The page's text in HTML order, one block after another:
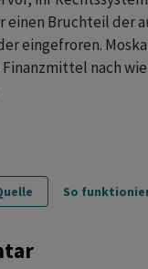
einen Bruchteil der
eingefroren.
nach
So